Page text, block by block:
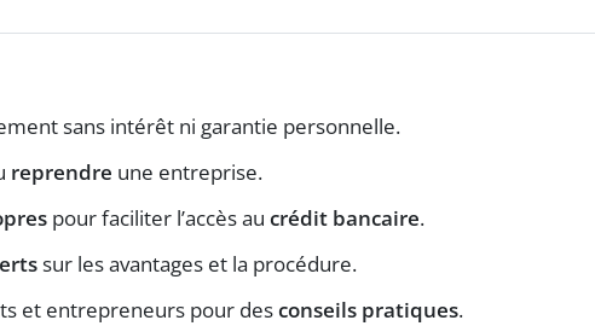
sans intérêt ni garantie personnelle.
reprendre une entreprise.
pour faciliter l’accès au crédit bancaire.
sur les avantages et la procédure.
et entrepreneurs pour desconseils pratiques.